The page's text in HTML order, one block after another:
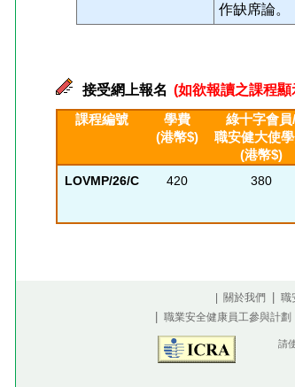
作缺席論。
接受網上報名 (如欲報讀之課程
課程編號
學費
(港幣$)
綠十字會員/
職安健大使
(港幣$)
LOVMP/26/C 420 380
| 關於我們| 職
職業安全健康員工參與計劃
請